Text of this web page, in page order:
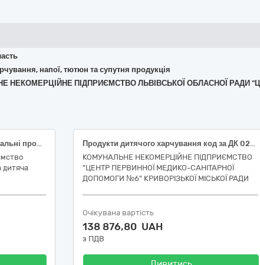
напої, тютюн та супутня продукція
НЕКОМЕРЦІЙНЕ ПІДПРИЄМСТВО ЛЬВІВСЬКОЇ ОБЛАСНОЇ РАДИ
ДК 021:2015: 15880000-0 — Спеціальні продукти харчування, збагачені поживними речовинами (Спеціальне лікувальне харчування)
дитяча
Продукти дитячого харчування код за ДК 021:2015: 15880000-0 Спеціальні продукти харчування, збагачені поживними речовинами: (код номенклатурної позиції ДК 021:2015 -15884000-8 Продукти дитячого харчування)
КОМУНАЛЬНЕ НЕКОМЕРЦІЙНЕ ПІДПРИЄМСТВО
"ЦЕНТР ПЕРВИННОЇ МЕДИКО-САНІТАРНОЇ
ДОПОМОГИ №6" КРИВОРІЗЬКОЇ МІСЬКОЇ РАДИ
Очікувана вартість
138 876,80 UAH
з ПДВ